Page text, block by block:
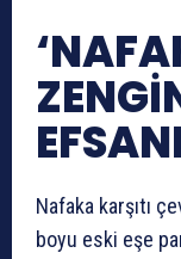
Nafaka karşıtı
boyu eski eşe